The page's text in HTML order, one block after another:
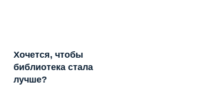
Хочется, чтобы
библиотека стала
лучше?